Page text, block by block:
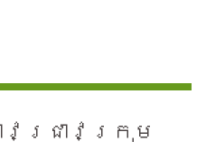
ជ្រាវ​ក្រុម